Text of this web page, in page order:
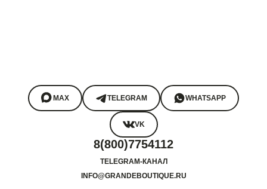
MAX TELEGRAM WHATSAPP
VK
8(800)7754112
TELEGRAM-КАНАЛ
INFO@GRANDEBOUTIQUE.RU